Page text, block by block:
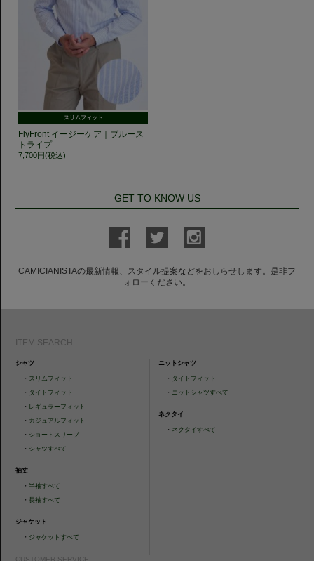
スリムフィット
FlyFront イージーケア｜ブルース
トライプ
7,700円(税込)
GET TO KNOW US
CAMICIANISTAの最新情報、スタイル提案などをおしらせします。是非フ
ォローください。
ITEM SEARCH
シャツ
・ スリムフィット
・ タイトフィット
・ レギュラーフィット
・ カジュアルフィット
・ ショートスリーブ
・ シャツすべて
袖丈
・半袖すべて
・長袖すべて
ジャケット
・ ジャケットすべて
ニットシャツ
・ タイトフィット
・ ニットシャツすべて
ネクタイ
・ ネクタイすべて
CUSTOMER SERVICE